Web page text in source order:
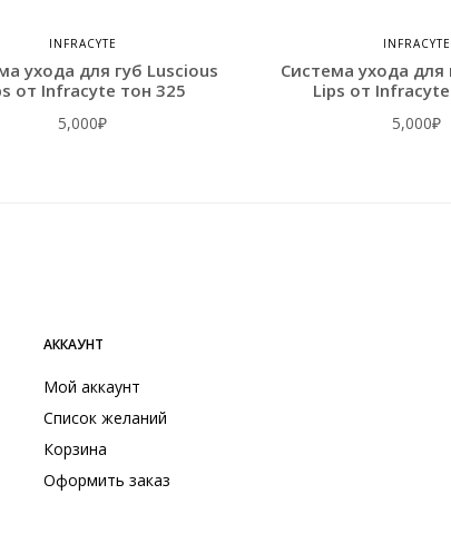
INFRACYTE
ухода для губ Luscious
от Infracyte тон 325
5,000₽
INFRACYTE
Система ухода для
Lips от
5,000₽
АККАУНТ
Мой аккаунт
Список желаний
Корзина
Оформить заказ